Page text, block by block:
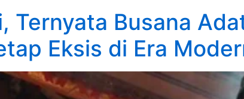
Ternyata Busana
Eksis di Era